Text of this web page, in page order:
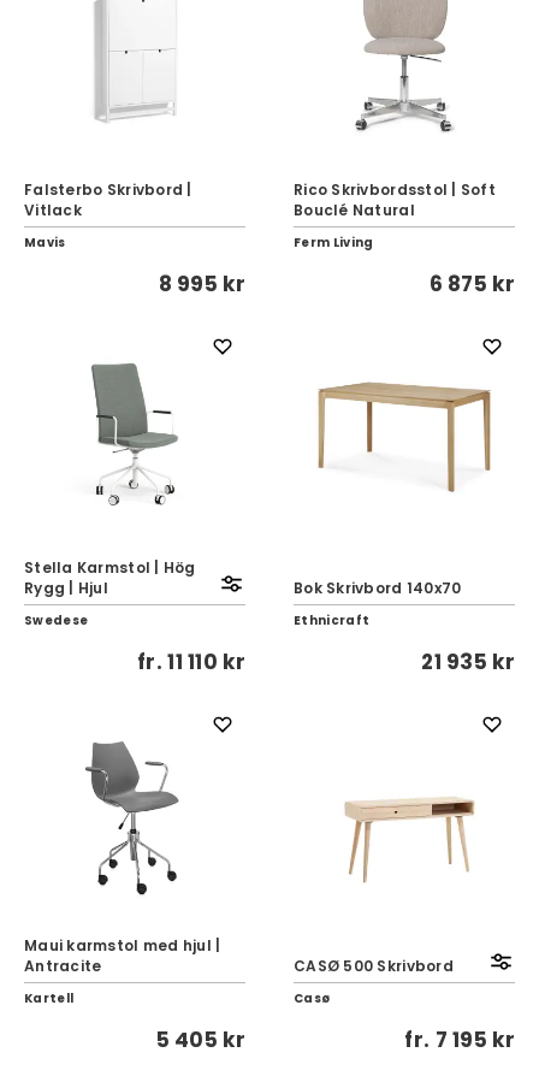
Falsterbo Skrivbord |
Vitlack
Mavis
8 995 kr
Rico Skrivbordsstol | Soft
Bouclé Natural
Ferm Living
6 875 kr
Stella Karmstol | Hög
Rygg | Hjul
Swedese
fr.11 110 kr
Bok Skrivbord 140x70
Ethnicraft
21 935 kr
Maui karmstol med hjul |
Antracite
Kartell
5 405 kr
CASØ 500 Skrivbord
Casø
fr. 7 195 kr